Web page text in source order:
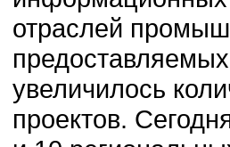
отраслей
увеличилось
проектов.